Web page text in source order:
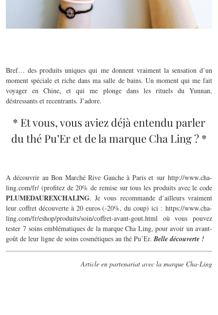
Bref… des produits uniques qui me donnent vraiment la sensation d’un
moment spéciale et riche dans ma salle de bains. Un moment qui me fait
voyager en Chine, et qui me plonge dans les rituels du Yunnan,
déstressants et recentrants. J’adore.
* Et vous, vous aviez déjà entendu parler
du thé Pu’Er et de la marque Cha Ling ? *
A découvrir au Bon Marché Rive Gauche à Paris et sur http://www.cha-
ling.com/fr/ (profitez de 20% de remise sur tous les produits avec le code
PLUMEDAUREXCHALING. Je vous recommande d’ailleurs vraiment
leur coffret découverte à 20 euros (-20%, du coup) ici : https://www.cha-
ling.com/fr/eshop/produits/soin/coffret-avant-gout.html où vous pouvez
tester 7 soins emblématiques de la marque Cha Ling, pour avoir un avant-
goût de leur ligne de soins cosmétiques au thé Pu’Er.Belle découverte !
Article en partenariat avec la marque Cha-Ling